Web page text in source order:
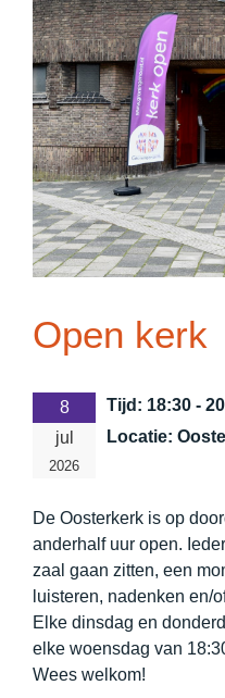
Open kerk
8
jul
2026
Tijd: 18:30 -
Locatie:
De Oosterkerk is op
anderhalf uur open.
zaal gaan zitten, een
luisteren, nadenken en/
Elke dinsdag en
elke woensdag van
Wees welkom!